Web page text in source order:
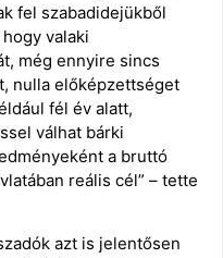
fel szabadidejükből
valaki
még ennyire sincs
nulla előképzettséget
fél év alatt,
válhat bárki
a bruttó
reális cél” – tette
azt is jelentősen